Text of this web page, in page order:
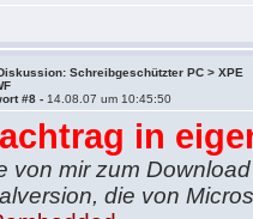
Schreibgeschützter PC > XPE
#8 - 14.08.07 um 10:45:50
in
von mir zum
die von